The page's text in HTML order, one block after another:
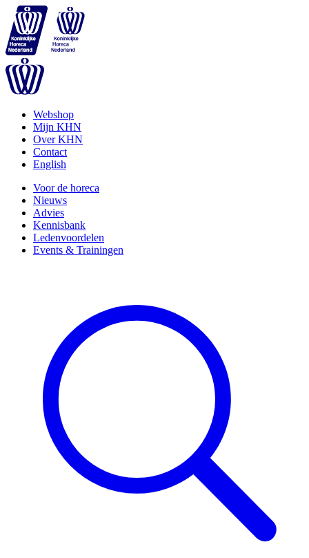
Webshop
Mijn KHN
Over KHN
Contact
English
Voor de horeca
Nieuws
Advies
Kennisbank
Ledenvoordelen
Events & Trainingen